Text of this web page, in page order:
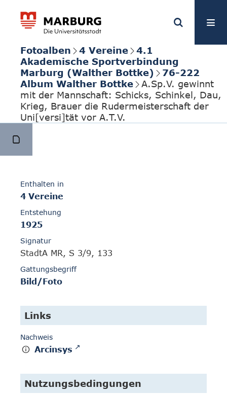
Fotoalben 4 Vereine
4.1
Akademische Sportverbindung
Marburg (Walther Bottke)
76-222
Album Walther Bottke
A.Sp.V. gewinnt
mit der Mannschaft: Schicks, Schinkel, Dau,
Krieg, Brauer die Rudermeisterschaft der
Uni[versi]tät vor A.T.V.
Enthalten in
4 Vereine
Entstehung
1925
Signatur
StadtA MR, S 3/9, 133
Gattungsbegriff
Bild/Foto
Links
Nachweis
Arcinsys
Nutzungsbedingungen